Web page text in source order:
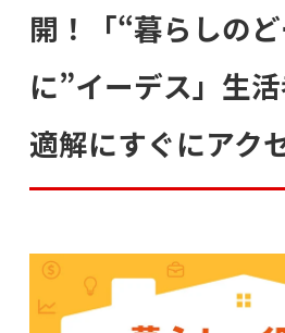
開！「“暮らしの
に”イーデス」生
適解にすぐにアク